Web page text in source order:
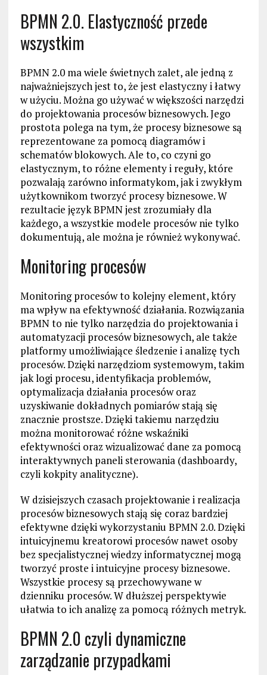
BPMN 2.0. Elastyczność przede
wszystkim
BPMN 2.0 ma wiele świetnych zalet, ale jedną z
najważniejszych jest to, że jest elastyczny i łatwy
w użyciu. Można go używać w większości narzędzi
do projektowania procesów biznesowych. Jego
prostota polega na tym, że procesy biznesowe są
reprezentowane za pomocą diagramów i
schematów blokowych. Ale to, co czyni go
elastycznym, to różne elementy i reguły, które
pozwalają zarówno informatykom, jak i zwykłym
użytkownikom tworzyć procesy biznesowe. W
rezultacie język BPMN jest zrozumiały dla
każdego, a wszystkie modele procesów nie tylko
dokumentują, ale można je również wykonywać.
Monitoring procesów
Monitoring procesów to kolejny element, który
ma wpływ na efektywność działania. Rozwiązania
BPMN to nie tylko narzędzia do projektowania i
automatyzacji procesów biznesowych, ale także
platformy umożliwiające śledzenie i analizę tych
procesów. Dzięki narzędziom systemowym, takim
jak logi procesu, identyfikacja problemów,
optymalizacja działania procesów oraz
uzyskiwanie dokładnych pomiarów stają się
znacznie prostsze. Dzięki takiemu narzędziu
można monitorować różne wskaźniki
efektywności oraz wizualizować dane za pomocą
interaktywnych paneli sterowania (dashboardy,
czyli kokpity analityczne).
W dzisiejszych czasach projektowanie i realizacja
procesów biznesowych stają się coraz bardziej
efektywne dzięki wykorzystaniu BPMN 2.0. Dzięki
intuicyjnemu kreatorowi procesów nawet osoby
bez specjalistycznej wiedzy informatycznej mogą
tworzyć proste i intuicyjne procesy biznesowe.
Wszystkie procesy są przechowywane w
dzienniku procesów. W dłuższej perspektywie
ułatwia to ich analizę za pomocą różnych metryk.
BPMN 2.0 czyli dynamiczne
zarządzanie przypadkami